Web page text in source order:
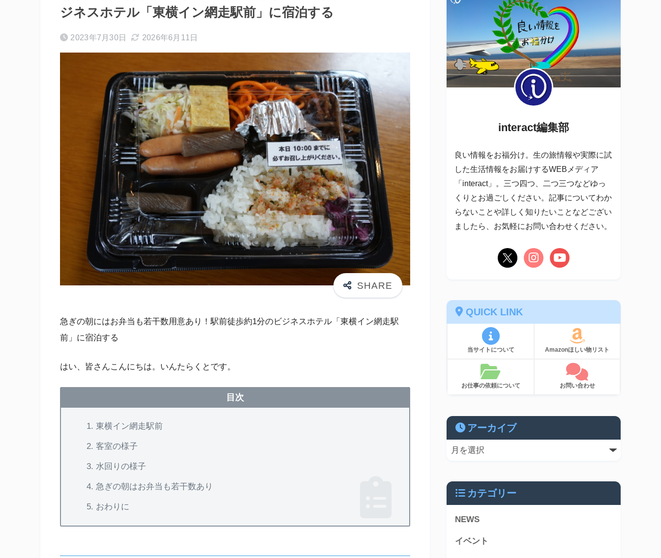
ジネスホテル「東横イン網走駅前」に宿泊する
2023年7月30日 2026年6月11日
急ぎの朝にはお弁当も若干数用意あり！駅前徒歩約1分のビジネスホテル「東横イン網走駅
前」に宿泊する
はい、皆さんこんにちは。いんたらくとです。
目次
東横イン網走駅前
客室の様子
水回りの様子
急ぎの朝はお弁当も若干数あり
おわりに
interact編集部
良い情報をお福分け。生の旅情報や実際に試
した生活情報をお届けするWEBメディア
「interact」。三つ四つ、二つ三つなどゆっ
くりとお過ごしください。記事についてわか
らないことや詳しく知りたいことなどござい
ましたら、お気軽にお問い合わせください。
QUICK LINK
当サイトについて Amazonほしい物リスト
お仕事の依頼について お問い合わせ
アーカイブ
カテゴリー
NEWS
イベント